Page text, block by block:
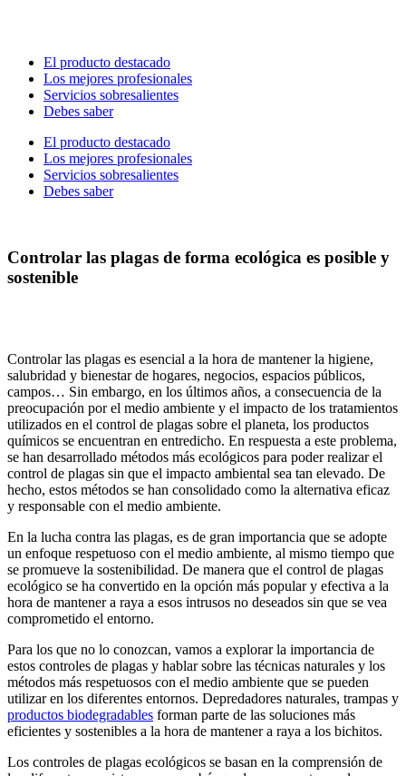
El producto destacado
Los mejores profesionales
Servicios sobresalientes
Debes saber
El producto destacado
Los mejores profesionales
Servicios sobresalientes
Debes saber
Controlar las plagas de forma ecológica es posible y
sostenible
Controlar las plagas es esencial a la hora de mantener la higiene,
salubridad y bienestar de hogares, negocios, espacios públicos,
campos… Sin embargo, en los últimos años, a consecuencia de la
preocupación por el medio ambiente y el impacto de los tratamientos
utilizados en el control de plagas sobre el planeta, los productos
químicos se encuentran en entredicho. En respuesta a este problema,
se han desarrollado métodos más ecológicos para poder realizar el
control de plagas sin que el impacto ambiental sea tan elevado. De
hecho, estos métodos se han consolidado como la alternativa eficaz
y responsable con el medio ambiente.
En la lucha contra las plagas, es de gran importancia que se adopte
un enfoque respetuoso con el medio ambiente, al mismo tiempo que
se promueve la sostenibilidad. De manera que el control de plagas
ecológico se ha convertido en la opción más popular y efectiva a la
hora de mantener a raya a esos intrusos no deseados sin que se vea
comprometido el entorno.
Para los que no lo conozcan, vamos a explorar la importancia de
estos controles de plagas y hablar sobre las técnicas naturales y los
métodos más respetuosos con el medio ambiente que se pueden
utilizar en los diferentes entornos. Depredadores naturales, trampas y
productos biodegradables forman parte de las soluciones más
eficientes y sostenibles a la hora de mantener a raya a los bichitos.
Los controles de plagas ecológicos se basan en la comprensión de